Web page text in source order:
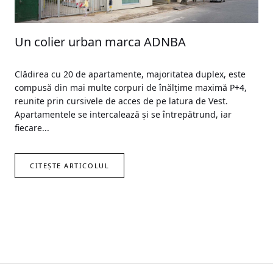
Un colier urban marca ADNBA
Clădirea cu 20 de apartamente, majoritatea duplex, este
compusă din mai multe corpuri de înălțime maximă P+4,
reunite prin cursivele de acces de pe latura de Vest.
Apartamentele se intercalează și se întrepătrund, iar
fiecare...
CITEȘTE ARTICOLUL